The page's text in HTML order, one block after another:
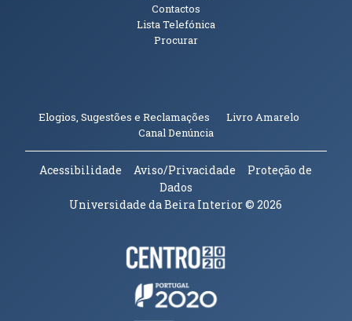
Contactos
Lista Telefónica
Procurar
Elogios, Sugestões e Reclamações Livro Amarelo
Canal Denúncia(abre em nova janela)
Acessibilidade Aviso/Privacidade
Proteção de
Dados
Universidade da Beira Interior© 2026
Parceiros e Financiadores